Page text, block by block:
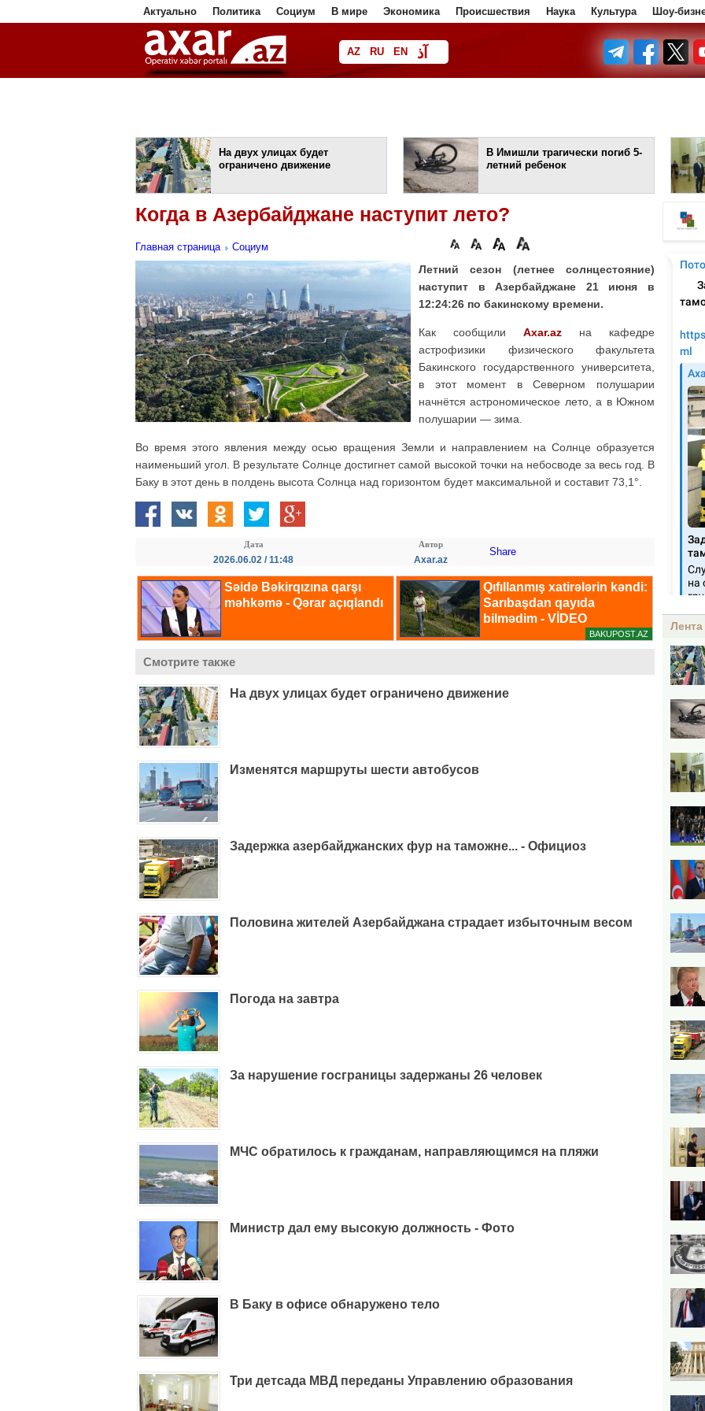
Актуально Политика Социум В мире Экономика Происшествия Наука Культура Шоу-
AZ RU EN آذ
فا
На двух улицах будет
ограничено движение
В Имишли трагически погиб 5-
летний ребенок
Когда в Азербайджане наступит лето?
Главная страница Социум
Летний сезон (летнее солнцестояние)
наступит в Азербайджане 21 июня в
12:24:26 по бакинскому времени.
Как сообщили Axar.az на кафедре
астрофизики физического факультета
Бакинского государственного университета,
в этот момент в Северном полушарии
начнётся астрономическое лето, а в Южном
полушарии — зима.
Во время этого явления между осью вращения Земли и направлением на Солнце образуется
наименьший угол. В результате Солнце достигнет самой высокой точки на небосводе за весь год. В
Баку в этот день в полдень высота Солнца над горизонтом будет максимальной и составит 73,1°.
Дата
2026.06.02 / 11:48
Автор
Axar.az
Share
Смотрите также
На двух улицах будет ограничено движение
Изменятся маршруты шести автобусов
Задержка азербайджанских фур на таможне... - Официоз
Половина жителей Азербайджана страдает избыточным весом
Погода на завтра
За нарушение госграницы задержаны 26 человек
МЧС обратилось к гражданам, направляющимся на пляжи
Министр дал ему высокую должность - Фото
В Баку в офисе обнаружено тело
Три детсада МВД переданы Управлению образования